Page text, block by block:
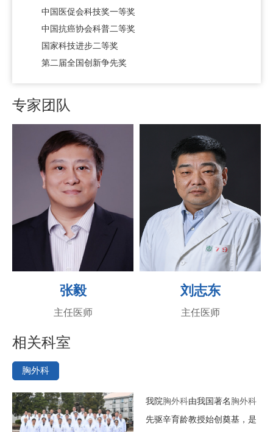
中国医促会科技奖一等奖
中国抗癌协会科普二等奖
国家科技进步二等奖
第二届全国创新争先奖
专家团队
张毅
主任医师
刘志东
主任医师
相关科室
胸外科
我院 胸外科由我国著名 胸外科
先驱辛育龄教授始创奠基，是